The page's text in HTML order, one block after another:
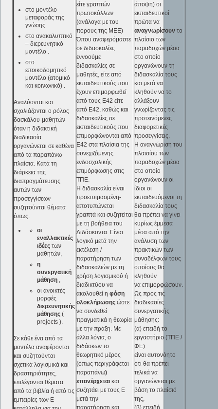
στο μοντέλο
μεταφοράς της
γνώσης.
στο ανακαλυπτικό
– διερευνητικό
μοντέλο .
στο
εποικοδομητικό
μοντέλο (ατομικό
και κοινωνικό) .
Αναλύονται και
σχολιάζονται ο ρόλος
δασκάλου-μαθητών
όταν η διδακτική
διαδικασία
οργανώνεται σε καθένα
από τα παραπάνω
πλαίσια. Κατά τη
διάρκεια της
διαπραγμάτευσης
αυτών των
προσεγγίσεων
συζητούνται θέματα
όπως:
οι
εναλλακτικές
ιδέεςτων
μαθητών,
η
συνεργατική
μάθηση ,
οι ανοικτές
μορφές
διερευνητικής
μάθησης(
projects ).
Σε κάθε ένα από τα
μοντέλα αναφέρονται
και συζητούνται
σχετικά λογισμικά και
δραστηριότητες,
επιλέγονται θέματα
από τα βιβλία ή από τις
εμπειρίες των Ε
είτε γραπτών
πρωτοκόλλων
(ανάλογα με του
πόρους της ΜΕΕ)
Όπου αναφερόμαστε
σε διδασκαλίες
εννοούμε
διδασκαλίες σε
μαθητές, είτε από
εκπαιδευτικούς που
έχουν επιμορφωθεί
από τους Ε42 είτε
από Ε42, καθώς και
διδασκαλίες σε
εκπαιδευτικούς που
επιμορφώνονται από
Ε42 στα πλαίσια της
συνεχιζόμενης
ενδοσχολικής
επιμόρφωσης στις
ΤΠΕ.
Η διδασκαλία είναι
προετοιμασμένη-
αποτυπώνεται
γραπτά και συζητείται
με τη βοήθεια του
Διδάσκοντα. Είναι
λογικό μετά την
εκτέλεση /
παρατήρηση των
διδασκαλιών με τη
χρήση λογισμικού ή
διαδικτύου να
ακολουθεί ηφάση
ολοκλήρωσης ώστε
να συνδεθεί
πραγματικά η θεωρία
με την πράξη. Με
άλλα λόγια, ο
διδάσκων το
θεωρητικό μέρος
(όπως περιγράφεται
παραπάνω)
επανέρχεται και
συζητάει με τους Ε
μετά την
άποψη) οι
εκπαιδευτικοί
πρώτα να
αναγνωρίσουν το
πλαίσιο των
παραδοχών μέσα
στο οποίο
οργανώνουν τη
διδασκαλία τους
και μετά να
κληθούν να το
αλλάξουν
γνωρίζοντας τις
προτεινόμενες
διαφορετικές
προσεγγίσεις.
Η αναγνώριση του
πλαισίου των
παραδοχών μέσα
στο οποίο
οργανώνουν οι
ίδιοι οι
εκπαιδευόμενοι τη
διδασκαλία τους
θα πρέπει να γίνει
κυρίως έμμεσα
μέσα από την
ανάλυση των
πρακτικών των
συναδέλφων τους
οποίους θα
κληθούν
να επιμορφώσουν.
Ως προς τις
διαδικασίες
συνεργατικής
μάθησης:
(α) επειδή το
εργαστήριο (ΤΠΕ /
ΦΕ)
είναι αυτονόητο
ότι θα πρέπει
τελικά να
οργανώνεται με
βάση το πλαίσιό
της,